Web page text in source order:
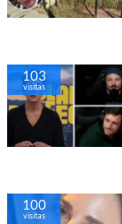
103
visitas
100
visitas